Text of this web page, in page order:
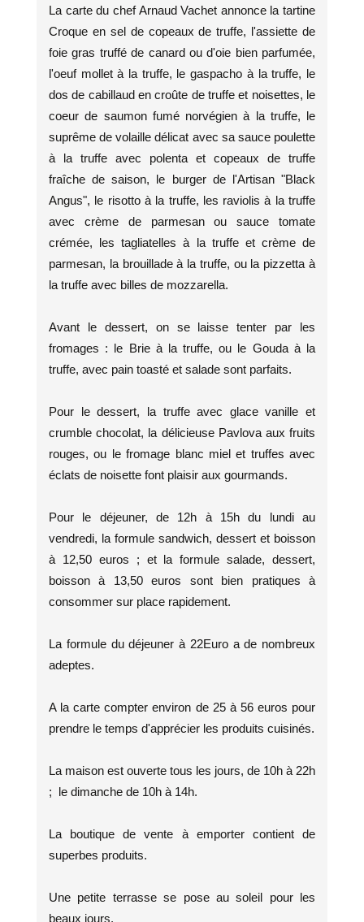
La carte du chef Arnaud Vachet annonce la tartine
Croque en sel de copeaux de truffe, l'assiette de
foie gras truffé de canard ou d'oie bien parfumée,
l'oeuf mollet à la truffe, le gaspacho à la truffe, le
dos de cabillaud en croûte de truffe et noisettes, le
coeur de saumon fumé norvégien à la truffe, le
suprême de volaille délicat avec sa sauce poulette
à la truffe avec polenta et copeaux de truffe
fraîche de saison, le burger de l'Artisan "Black
Angus", le risotto à la truffe, les raviolis à la truffe
avec crème de parmesan ou sauce tomate
crémée, les tagliatelles à la truffe et crème de
parmesan, la brouillade à la truffe, ou la pizzetta à
la truffe avec billes de mozzarella.
Avant le dessert, on se laisse tenter par les
fromages : le Brie à la truffe, ou le Gouda à la
truffe, avec pain toasté et salade sont parfaits.
Pour le dessert, la truffe avec glace vanille et
crumble chocolat, la délicieuse Pavlova aux fruits
rouges, ou le fromage blanc miel et truffes avec
éclats de noisette font plaisir aux gourmands.
Pour le déjeuner, de 12h à 15h du lundi au
vendredi, la formule sandwich, dessert et boisson
à 12,50 euros ; et la formule salade, dessert,
boisson à 13,50 euros sont bien pratiques à
consommer sur place rapidement.
La formule du déjeuner à 22Euro a de nombreux
adeptes.
A la carte compter environ de 25 à 56 euros pour
prendre le temps d'apprécier les produits cuisinés.
La maison est ouverte tous les jours, de 10h à 22h
; le dimanche de 10h à 14h.
La boutique de vente à emporter contient de
superbes produits.
Une petite terrasse se pose au soleil pour les
beaux jours.